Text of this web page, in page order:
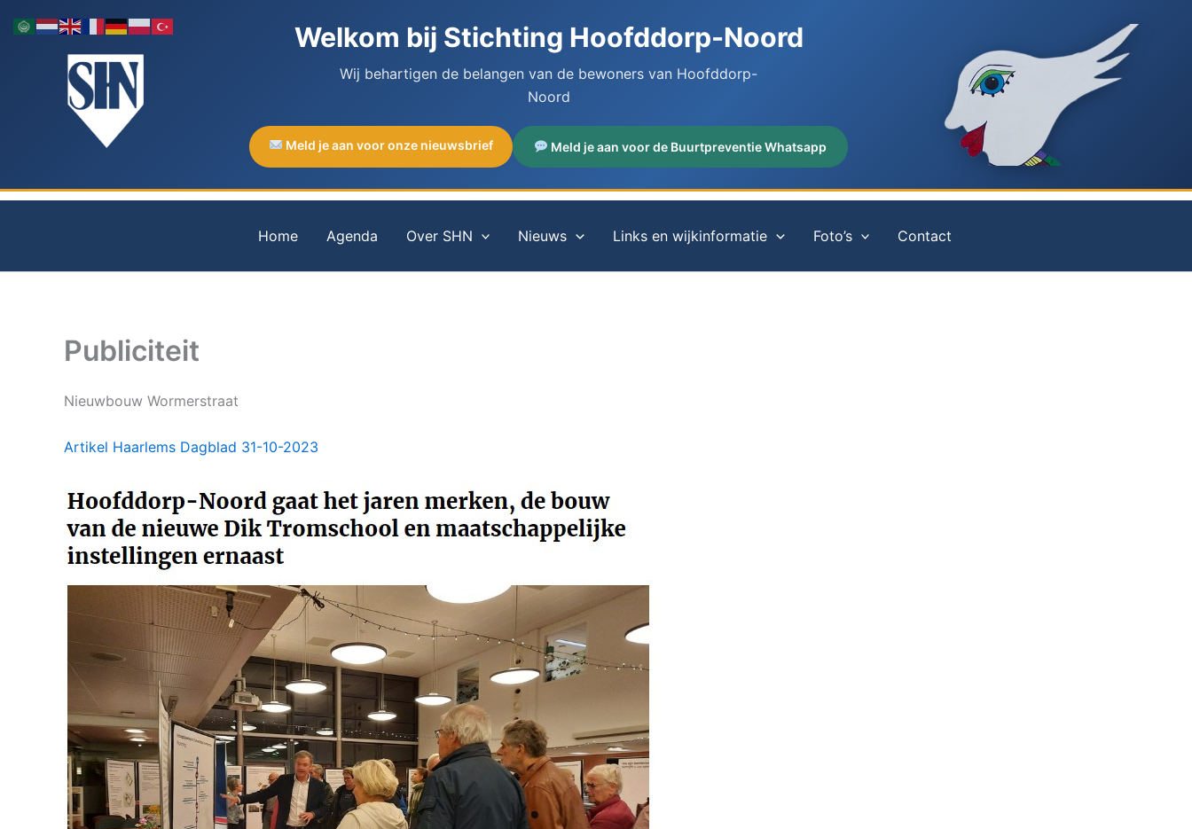
naar
Welkom bij Stichting Hoofddorp-Noord
Wij behartigen de belangen van de bewoners van Hoofddorp-
Noord
Meld je aan voor onze nieuwsbrief Meld je aan voor de Buurtpreventie Whatsapp
Home Agenda Over SHN Nieuws Links en wijkinformatie Foto’s Contact
Publiciteit
Nieuwbouw Wormerstraat
Artikel Haarlems Dagblad 31-10-2023